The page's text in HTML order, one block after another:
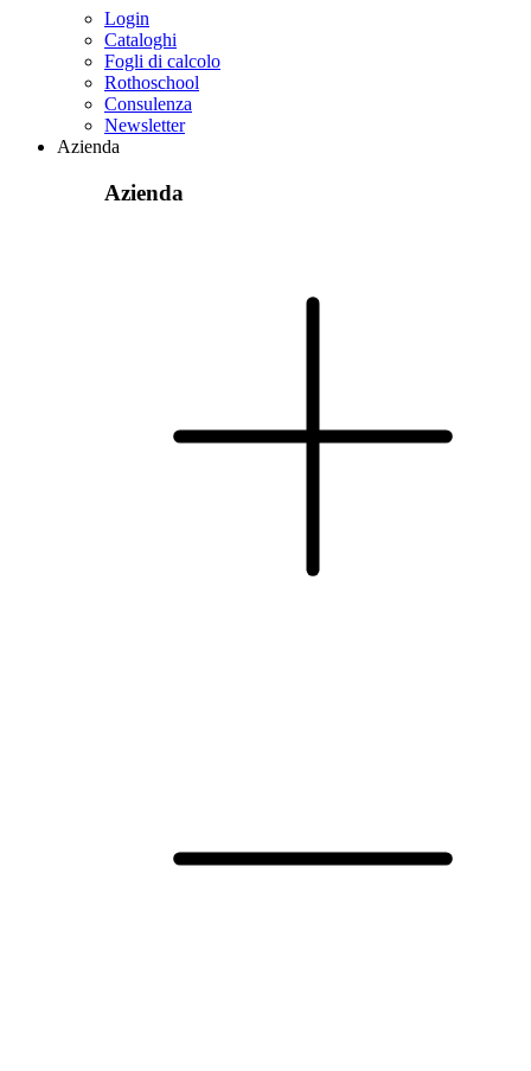
Login
Cataloghi
Fogli di calcolo
Rothoschool
Consulenza
Newsletter
Azienda
Azienda